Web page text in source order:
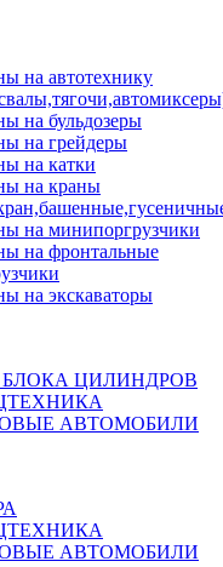
на автотехнику
на бульдозеры
на грейдеры
на катки
на краны
на минипоргрузчики
на фронтальные
на экскаваторы
ЦИЛИНДРОВ
АВТОМОБИЛИ
АВТОМОБИЛИ